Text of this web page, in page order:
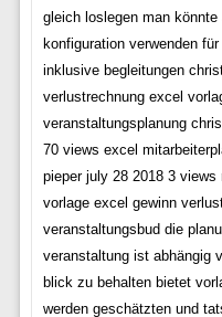
gleich loslegen man könnte
konfiguration verwenden
inklusive begleitungen
verlustrechnung excel
veranstaltungsplanung
70 views excel
pieper july 28 2018 3
vorlage excel gewinn
veranstaltungsbud die
veranstaltung ist abhängig
blick zu behalten bietet
werden geschätzten und